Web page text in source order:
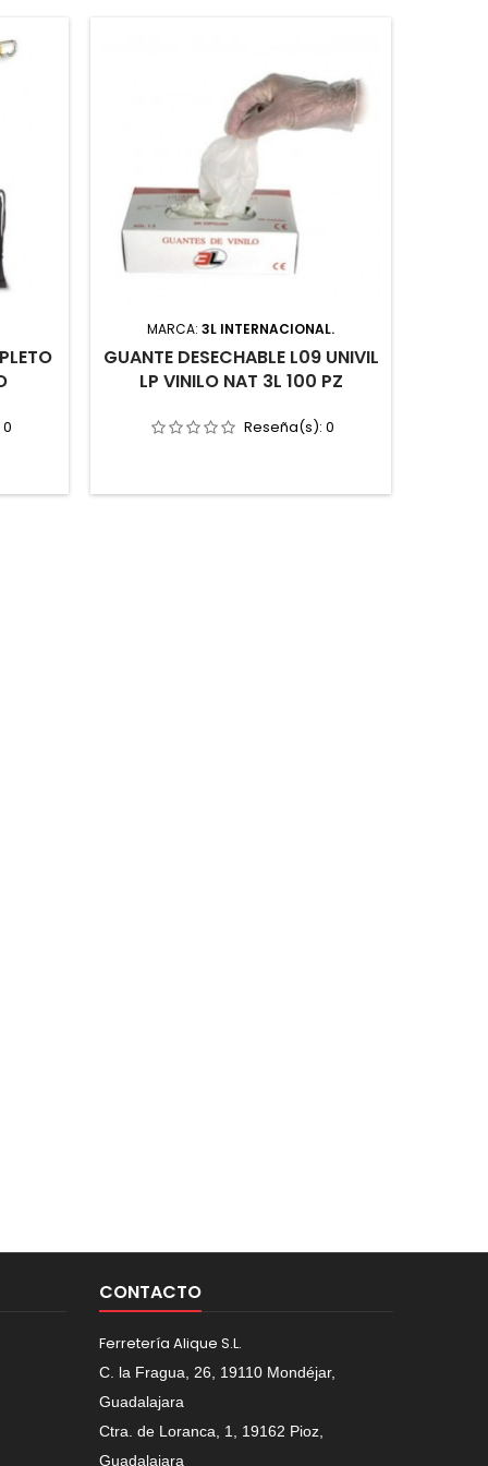
0
MARCA: 3L INTERNACIONAL.
GUANTE DESECHABLE L09 UNIVIL
LP VINILO NAT 3L 100 PZ
Reseña(s): 0
CONTACTO
Ferretería Alique S.L.
C. la Fragua, 26, 19110 Mondéjar,
Guadalajara
Ctra. de Loranca, 1, 19162 Pioz,
Guadalajara